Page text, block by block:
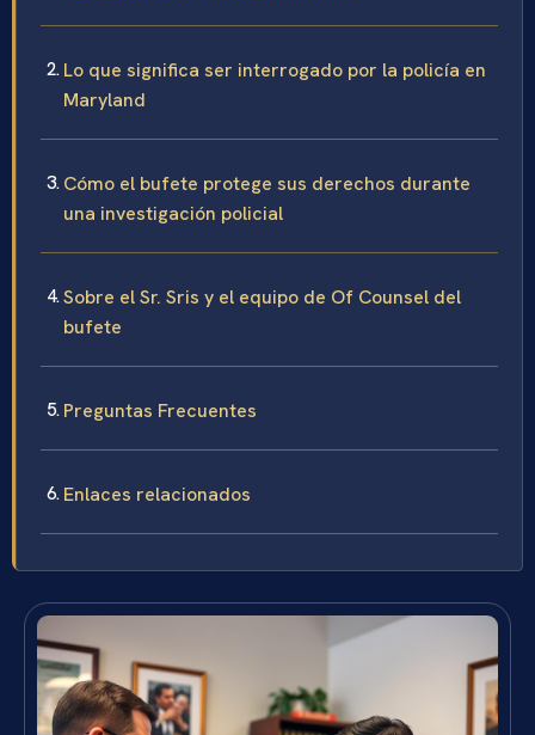
Lo que significa ser interrogado por la policía en
Maryland
Cómo el bufete protege sus derechos durante
una investigación policial
Sobre el Sr. Sris y el equipo de Of Counsel del
bufete
Preguntas Frecuentes
Enlaces relacionados